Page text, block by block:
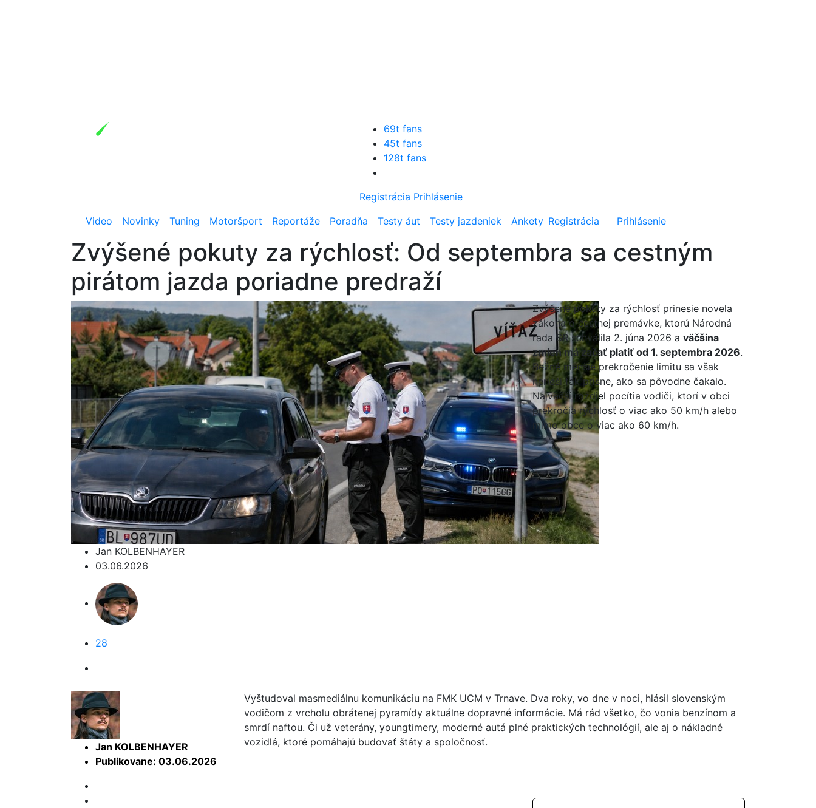
69t fans
45t fans
128t fans
Registrácia Prihlásenie
Video
Novinky Tuning Motoršport Reportáže Poradňa Testy áut Testy jazdeniek Ankety Registrácia Prihlásenie
Zvýšené pokuty za rýchlosť: Od septembra sa cestným
pirátom jazda poriadne predraží
Jan KOLBENHAYER
03.06.2026
28
Zvýšené pokuty za rýchlosť prinesie novela
zákona o cestnej premávke, ktorú Národná
rada SR schválila 2. júna 2026 a väčšina
zmien má začať platiť od 1. septembra 2026.
Bežné menšie prekročenie limitu sa však
nerieši tak prísne, ako sa pôvodne čakalo.
Najväčší rozdiel pocítia vodiči, ktorí v obci
prekročia rýchlosť o viac ako 50 km/h alebo
mimo obce o viac ako 60 km/h.
Jan KOLBENHAYER
Publikovane: 03.06.2026
Vyštudoval masmediálnu komunikáciu na FMK UCM v Trnave. Dva roky, vo dne v noci, hlásil slovenským
vodičom z vrcholu obrátenej pyramídy aktuálne dopravné informácie. Má rád všetko, čo vonia benzínom a
smrdí naftou. Či už veterány, youngtimery, moderné autá plné praktických technológií, ale aj o nákladné
vozidlá, ktoré pomáhajú budovať štáty a spoločnosť.